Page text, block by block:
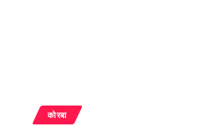
कोरबा